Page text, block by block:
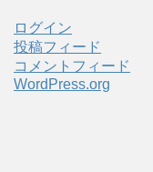
ログイン
投稿フィード
コメントフィード
WordPress.org